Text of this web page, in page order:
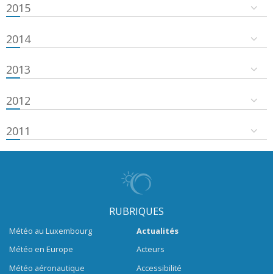
2015
2014
2013
2012
2011
RUBRIQUES
Météo au Luxembourg
Météo en Europe
Météo aéronautique
Actualités
Acteurs
Accessibilité